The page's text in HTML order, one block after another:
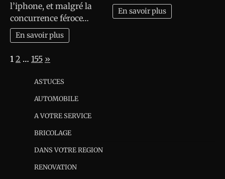
l’iphone, et malgré la
concurrence féroce…
En savoir plus
En savoir plus
Page:
1 2 … 155 Next
»
ASTUCES
AUTOMOBILE
A VOTRE SERVICE
BRICOLAGE
DANS VOTRE REGION
RENOVATION